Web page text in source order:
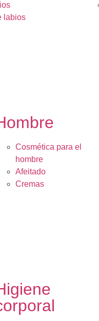
labios
Cosmética para el
hombre
Afeitado
Cremas